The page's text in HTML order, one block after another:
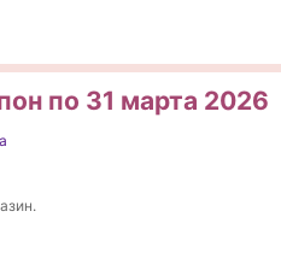
по 31 марта 2026